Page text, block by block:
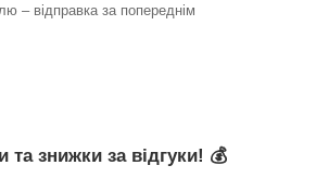
– відправка за попереднім
та знижки за відгуки! 💰